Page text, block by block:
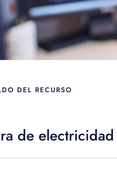
DEL RECURSO
de